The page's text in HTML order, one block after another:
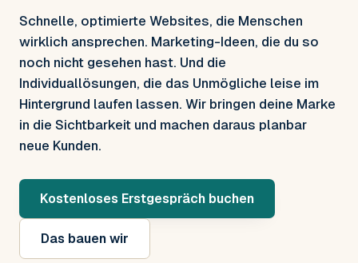
Schnelle, optimierte Websites, die Menschen
wirklich ansprechen. Marketing-Ideen, die du so
noch nicht gesehen hast. Und die
Individuallösungen, die das Unmögliche leise im
Hintergrund laufen lassen. Wir bringen deine Marke
in die Sichtbarkeit und machen daraus planbar
neue Kunden.
Kostenloses Erstgespräch buchen
Das bauen wir